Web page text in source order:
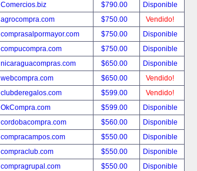
Comercios.biz
$790.00
Disponible
agrocompra.com
$750.00
Vendido!
comprasalpormayor.com
$750.00
Disponible
compucompra.com
$750.00
Disponible
nicaraguacompras.com
$650.00
Disponible
webcompra.com
$650.00
Vendido!
clubderegalos.com
$599.00
Vendido!
OkCompra.com
$599.00
Disponible
cordobacompra.com
$560.00
Disponible
compracampos.com
$550.00
Disponible
compraclub.com
$550.00
Disponible
compragrupal.com
$550.00
Disponible